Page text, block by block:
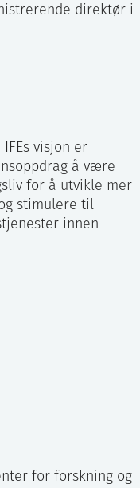
direktør i
visjon er
å være
for å utvikle mer
stimulere til
innen
for forskning og